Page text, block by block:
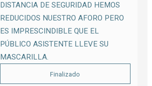
DISTANCIA DE SEGURIDAD HEMOS
REDUCIDOS NUESTRO AFORO PERO
ES IMPRESCINDIBLE QUE EL
PÚBLICO ASISTENTE LLEVE SU
MASCARILLA.
Finalizado